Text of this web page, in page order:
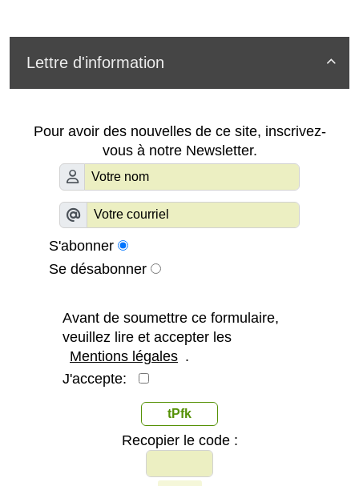

Lettre d'information
Pour avoir des nouvelles de ce site, inscrivez-
vous à notre Newsletter.
S'abonner
Se désabonner
Avant de soumettre ce formulaire,
veuillez lire et accepter les
Mentions légales .
J'accepte:
tPfk
Recopier le code :